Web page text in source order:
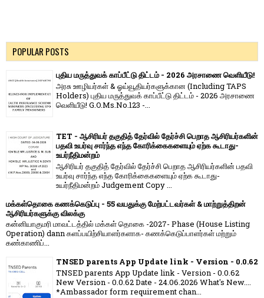
POPULAR POSTS
புதிய மருத்துவக் காப்பீட்டு திட்டம் - 2026 அரசாணை வெளியீடு!
அரசு ஊழியர்கள் & ஓய்வூதியர்களுக்கான (Including TAPS
Holders) புதிய மருத்துவக் காப்பீட்டு திட்டம் - 2026 அரசாணை
வெளியீடு! G.O.Ms.No.123 -...
TET - ஆசிரியர் தகுதித் தேர்வில் தேர்ச்சி பெறாத ஆசிரியர்களின்
பதவி உயர்வு சார்ந்த எந்த கோரிக்கைகளையும் ஏற்க கூடாது-
உயர்நீதிமன்றம்
ஆசிரியர் தகுதித் தேர்வில் தேர்ச்சி பெறாத ஆசிரியர்களின் பதவி
உயர்வு சார்ந்த எந்த கோரிக்கைகளையும் ஏற்க கூடாது-
உயர்நீதிமன்றம் Judgement Copy ...
மக்கள்தொகை கணக்கெடுப்பு - 55 வயதுக்கு மேற்பட்டவர்கள் & மாற்றுத்திறன்
ஆசிரியர்களுக்கு விலக்கு
கன்னியாகுமரி மாவட்டத்தில் மக்கள் தொகை -2027- Phase (House Listing
Operation) dann களப்பயிற்சியாளர்களாக- கணக்கெடுப்பாளர்கள் மற்றும்
கண்காணிப்...
TNSED parents App Update link - Version - 0.0.62
TNSED parents App Update link - Version - 0.0.62
New Version - 0.0.62 Date - 24.06.2026 What's New....
*Ambassador form requirement chan...